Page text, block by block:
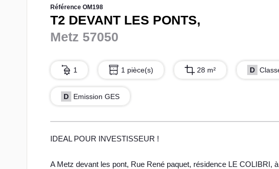
Référence OM198
T2 DEVANT LES PONTS,
Metz 57050
1 1 pièce(s) 28 m² D
D Emission GES
IDEAL POUR INVESTISSEUR !
A Metz devant les pont, Rue René paquet, résidence LE COLIBRI,